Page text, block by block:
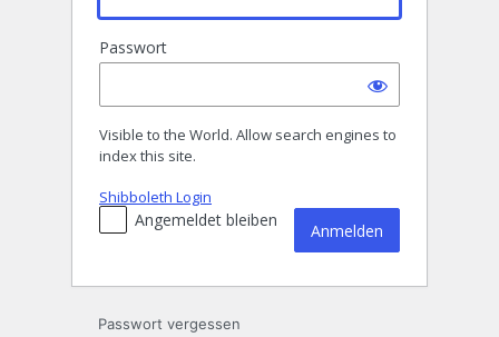
Passwort
Visible to the World. Allow search engines to
index this site.
Shibboleth Login
Angemeldet bleiben
Passwort vergessen